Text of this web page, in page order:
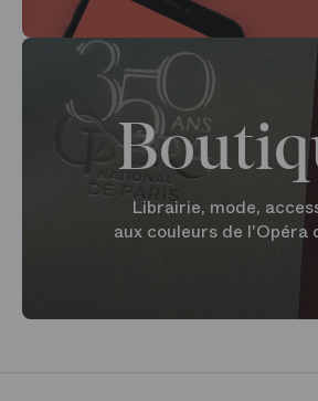
Librairie, mode,
aux couleurs de l'Opéra